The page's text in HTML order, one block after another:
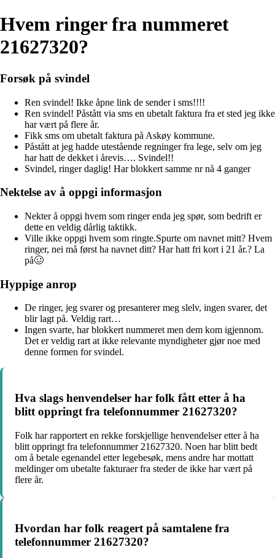
Hvem ringer fra nummeret
21627320?
Forsøk på svindel
Ren svindel! Ikke åpne link de sender i sms!!!!
Ren svindel! Påstått via sms en ubetalt faktura fra et sted jeg ikke
har vært på flere år.
Fikk sms om ubetalt faktura på Askøy kommune.
Påstått at jeg hadde utestående regninger fra lege, selv om jeg
har hatt de dekket i årevis…. Svindel!!
Svindel, ringer daglig! Har blokkert samme nr nå 4 ganger
Nektelse av å oppgi informasjon
Nekter å oppgi hvem som ringer enda jeg spør, som bedrift er
dette en veldig dårlig taktikk.
Ville ikke oppgi hvem som ringte.Spurte om navnet mitt? Hvem
ringer, nei må først ha navnet ditt? Har hatt fri kort i 21 år.? La
på🥴
Hyppige anrop
De ringer, jeg svarer og presanterer meg slelv, ingen svarer, det
blir lagt på. Veldig rart…
Ingen svarte, har blokkert nummeret men dem kom igjennom.
Det er veldig rart at ikke relevante myndigheter gjør noe med
denne formen for svindel.
Hva slags henvendelser har folk fått etter å ha
blitt oppringt fra telefonnummer 21627320?
Folk har rapportert en rekke forskjellige henvendelser etter å ha
blitt oppringt fra telefonnummer 21627320. Noen har blitt bedt
om å betale egenandel etter legebesøk, mens andre har mottatt
meldinger om ubetalte fakturaer fra steder de ikke har vært på
flere år.
Hvordan har folk reagert på samtalene fra
telefonnummer 21627320?